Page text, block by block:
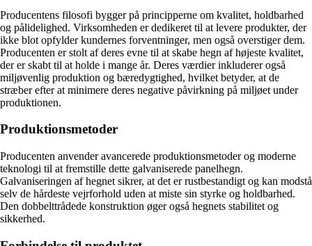
Producentens filosofi bygger på principperne om kvalitet, holdbarhed
og pålidelighed. Virksomheden er dedikeret til at levere produkter, der
ikke blot opfylder kundernes forventninger, men også overstiger dem.
Producenten er stolt af deres evne til at skabe hegn af højeste kvalitet,
der er skabt til at holde i mange år. Deres værdier inkluderer også
miljøvenlig produktion og bæredygtighed, hvilket betyder, at de
stræber efter at minimere deres negative påvirkning på miljøet under
produktionen.
Produktionsmetoder
Producenten anvender avancerede produktionsmetoder og moderne
teknologi til at fremstille dette galvaniserede panelhegn.
Galvaniseringen af hegnet sikrer, at det er rustbestandigt og kan modstå
selv de hårdeste vejrforhold uden at miste sin styrke og holdbarhed.
Den dobbelttrådede konstruktion øger også hegnets stabilitet og
sikkerhed.